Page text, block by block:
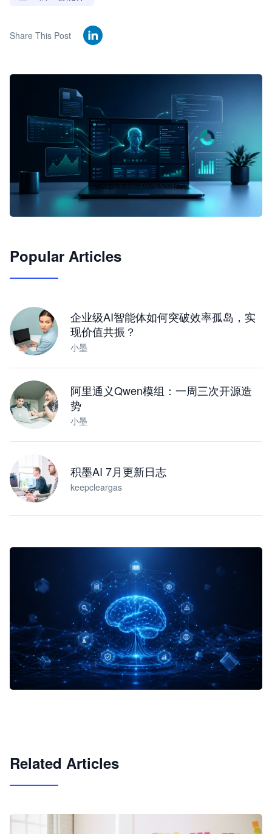
Share This Post
JimoClaw 桌面 AI Agent 工作台
Popular Articles
企业级AI智能体如何突破效率孤岛，实
现价值共振？
小墨
阿里通义Qwen模组：一周三次开源造
势
小墨
积墨AI 7月更新日志
keepcleargas
Related Articles